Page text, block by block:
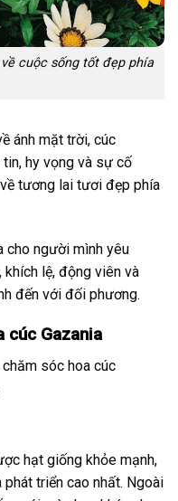
cuộc sống tốt đẹp phía
ánh mặt trời, cúc
hy vọng và sự cố
tương lai tươi đẹp phía
cho người mình yêu
lệ, động viên và
đến với đối phương.
cúc Gazania
sóc hoa cúc
hạt giống khỏe mạnh,
triển cao nhất. Ngoài